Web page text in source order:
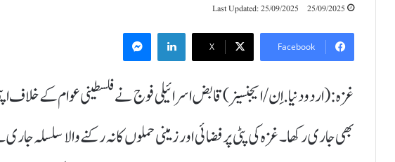
25/09/2025
Last Updated: 25/09/2025
Facebook
X
LinkedIn
بھی جاری رکھا۔ غزہ کی پٹی پر فضائی اور زمینی حملوں کا نہ رکنے والا